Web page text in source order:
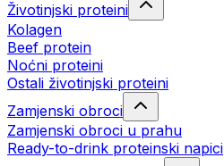
Životinjski proteini
Kolagen
Beef protein
Noćni proteini
Ostali životinjski proteini
Zamjenski obroci
Zamjenski obroci u prahu
Ready-to-drink proteinski napici